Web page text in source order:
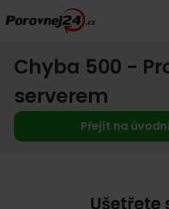
Chyba 500 -
serverem
Přejít na
Ušetřete